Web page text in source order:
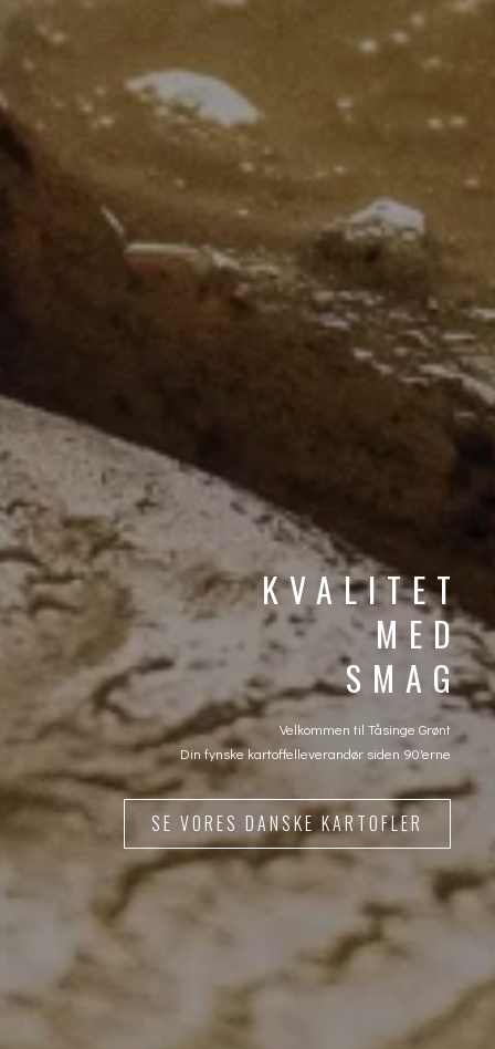
KVALITET
MED
SMAG
Velkommen til Tåsinge Grønt
Din fynske kartoffelleverandør siden 90'erne
SE VORES DANSKE KARTOFLER